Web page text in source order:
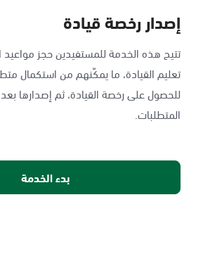
إصدار رخصة قيادة
تتيح هذه الخدمة للمستفيدين حجز
تعليم القيادة، ما يمكّنهم من استكمال
للحصول على رخصة القيادة، ثم إصدارها
المتطلبات.
بدء الخدمة